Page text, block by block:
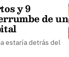
y 9
de un
estaría detrás del